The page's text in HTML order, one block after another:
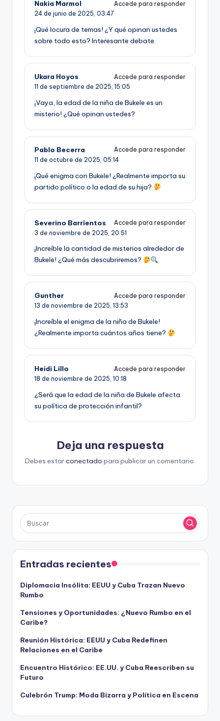
Nakia Marmol
Accede para responder
24 de junio de 2025, 03:47
¡Qué locura de temas! ¿Y qué opinan ustedes
sobre todo esto? Interesante debate.
Ukara Hoyos
Accede para responder
11 de septiembre de 2025, 15:05
¡Vaya, la edad de la niña de Bukele es un
misterio! ¿Qué opinan ustedes?
Pablo Becerra
Accede para responder
11 de octubre de 2025, 05:14
¡Qué enigma con Bukele! ¿Realmente importa su
partido político o la edad de su hija?
Severino Barrientos
Accede para responder
3 de noviembre de 2025, 20:51
¡Increíble la cantidad de misterios alrededor de
Bukele! ¿Qué más descubriremos?
Gunther
Accede para responder
13 de noviembre de 2025, 13:53
¡Increíble el enigma de la niña de Bukele!
¿Realmente importa cuántos años tiene?
Heidi Lillo
Accede para responder
18 de noviembre de 2025, 10:18
¿Será que la edad de la niña de Bukele afecta
su política de protección infantil?
Deja una respuesta
Debes estarconectado para publicar un comentario.
Entradas recientes
Diplomacia Insólita: EEUU y Cuba Trazan Nuevo
Rumbo
Tensiones y Oportunidades: ¿Nuevo Rumbo en el
Caribe?
Reunión Histórica: EEUU y Cuba Redefinen
Relaciones en el Caribe
Encuentro Histórico: EE.UU. y Cuba Reescriben su
Futuro
Culebrón Trump: Moda Bizarra y Política en Escena